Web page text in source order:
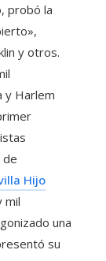
probó la
y otros.
y Harlem
de
Hijo
mil
una
su